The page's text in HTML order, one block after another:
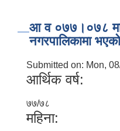
आ व ०७७।०७८ मा
नगरपालिकामा
Submitted on: Mon,
आर्थिक वर्ष:
७७/७८
महिना: